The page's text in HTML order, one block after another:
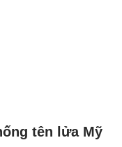
tên lửa Mỹ